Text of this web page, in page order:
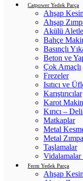
Catpower Yedek Parça
Ahşap
Ahşap
Akülü
Bahçe
Basınçlı
Beton ve
Çok Amaçlı
Frezeler
Isıtıcı ve
Karıştırıcılar
Karot
Kırıcı –
Matkaplar
Metal
Metal
Taşlamalar
Vidalamalar
Ferm Yedek Parça
Ahşap